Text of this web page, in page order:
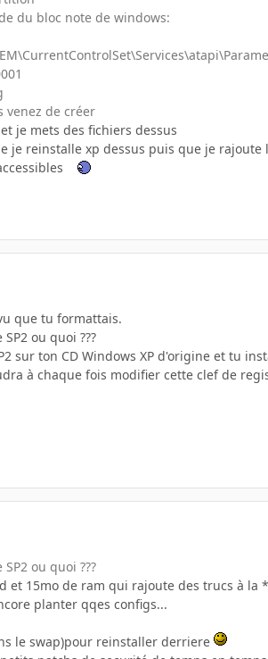
du bloc note de windows:
venez de créer
je mets des fichiers dessus
je reinstalle xp dessus puis que je
que tu formattais.
ou quoi ???
sur ton CD Windows XP d'origine et tu
à chaque fois modifier cette clef de
ou quoi ???
et 15mo de ram qui rajoute des trucs à la
planter qqes configs...
le swap)pour reinstaller derriere